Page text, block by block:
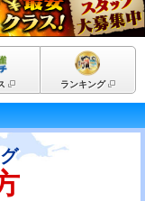
ランキング